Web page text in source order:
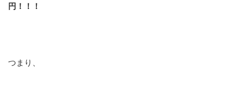
円！！！
つまり、